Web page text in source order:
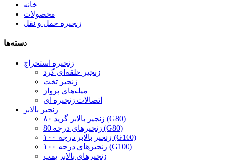
خانه
محصولات
زنجیره حمل و نقل
دسته‌ها
زنجیره استخراج
زنجیر حلقه‌ای گرد
زنجیر تخت
میله‌های پرواز
اتصالات زنجیره ای
زنجیر بالابر
زنجیر بالابر گرید ۸۰ (G80)
زنجیرهای درجه 80 (G80)
زنجیر بالابر درجه ۱۰۰ (G100)
زنجیرهای درجه ۱۰۰ (G100)
زنجیرهای بالابر پمپ